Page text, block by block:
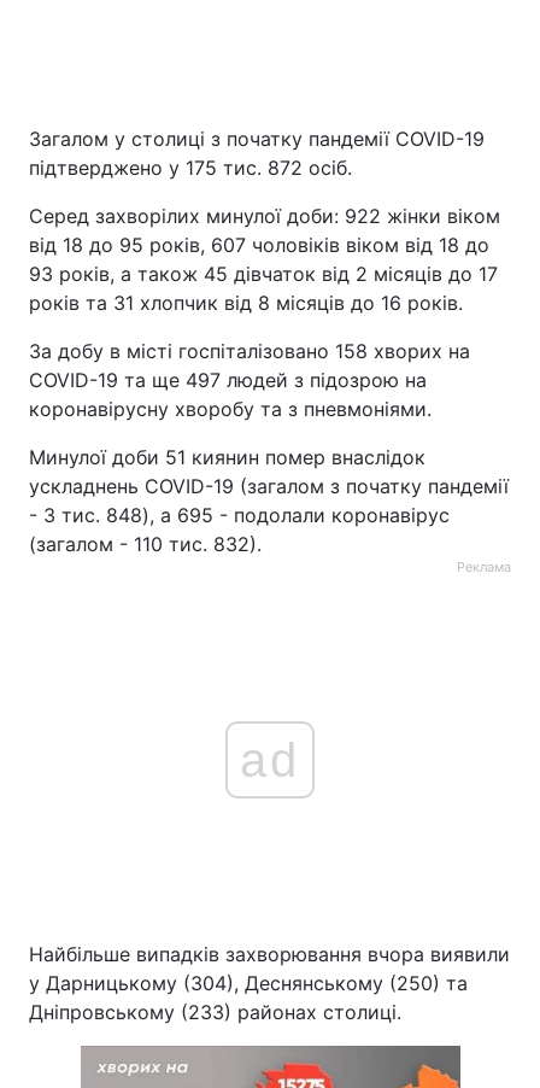
Загалом у столиці з початку пандемії COVID-19
підтверджено у 175 тис. 872 осіб.
Серед захворілих минулої доби: 922 жінки віком
від 18 до 95 років, 607 чоловіків віком від 18 до
93 років, а також 45 дівчаток від 2 місяців до 17
років та 31 хлопчик від 8 місяців до 16 років.
За добу в місті госпіталізовано 158 хворих на
COVID-19 та ще 497 людей з підозрою на
коронавірусну хворобу та з пневмоніями.
Минулої доби 51 киянин помер внаслідок
ускладнень COVID-19 (загалом з початку пандемії
- 3 тис. 848), а 695 - подолали коронавірус
(загалом - 110 тис. 832).
Реклама
ad
Найбільше випадків захворювання вчора виявили
у Дарницькому (304), Деснянському (250) та
Дніпровському (233) районах столиці.